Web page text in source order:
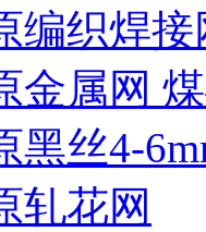
编织焊接
金属网
黑丝4-
轧花网